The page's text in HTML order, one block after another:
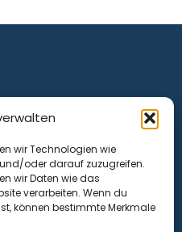
wir Technologien wie
oder darauf zuzugreifen.
wir Daten wie das
verarbeiten. Wenn du
können bestimmte Merkmale